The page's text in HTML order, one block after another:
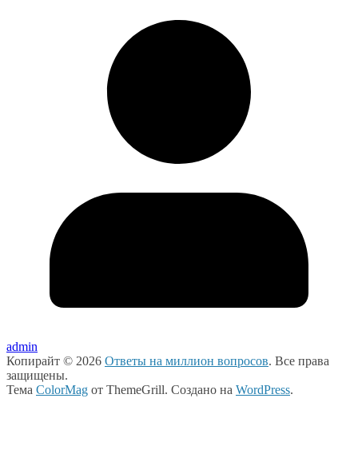
admin
Копирайт © 2026 Ответы на миллион вопросов. Все права
защищены.
Тема ColorMag от ThemeGrill. Создано на WordPress.